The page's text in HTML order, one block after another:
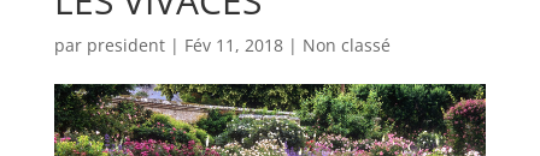
par president| Fév 11, 2018| Non classé